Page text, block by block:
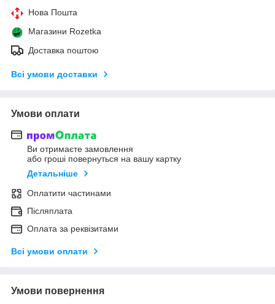
Нова Пошта
Магазини Rozetka
Доставка поштою
Всі умови доставки
Умови оплати
Ви отримаєте замовлення
або гроші повернуться на вашу картку
Детальніше
Оплатити частинами
Післяплата
Оплата за реквізитами
Всі умови оплати
Умови повернення